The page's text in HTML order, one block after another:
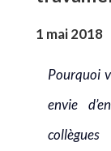
1 mai 2018
Pourquoi
envie